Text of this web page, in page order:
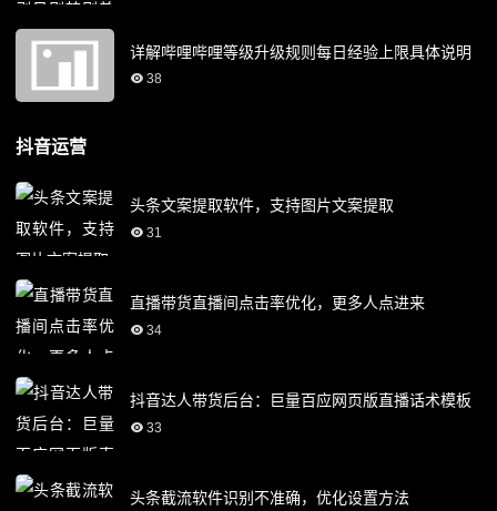
详解哔哩哔哩等级升级规则每日经验上限具体说明
38
抖音运营
头条文案提取软件，支持图片文案提取
31
直播带货直播间点击率优化，更多人点进来
34
抖音达人带货后台：巨量百应网页版直播话术模板
33
头条截流软件识别不准确，优化设置方法